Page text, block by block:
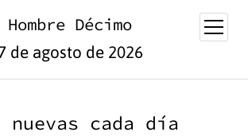
Hombre Décimo
de agosto de 2026
abrir
menú
nuevas cada día